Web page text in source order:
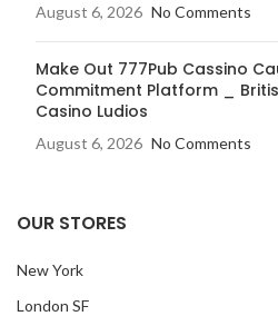
August 6, 2026 No Comments
Make Out 777Pub Cassino
Commitment Platform _
Casino Ludios
August 6, 2026 No Comments
OUR STORES
New York
London SF